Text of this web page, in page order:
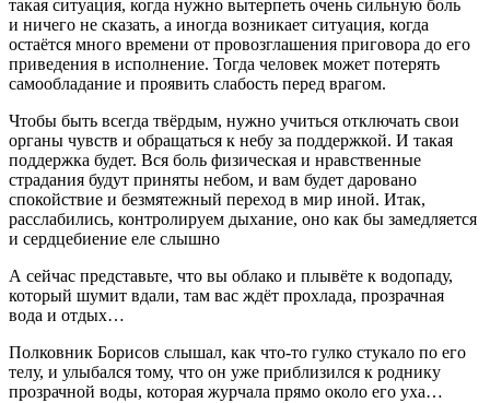
такая ситуация, когда нужно вытерпеть очень сильную боль
и ничего не сказать, а иногда возникает ситуация, когда
остаётся много времени от провозглашения приговора до его
приведения в исполнение. Тогда человек может потерять
самообладание и проявить слабость перед врагом.
Чтобы быть всегда твёрдым, нужно учиться отключать свои
органы чувств и обращаться к небу за поддержкой. И такая
поддержка будет. Вся боль физическая и нравственные
страдания будут приняты небом, и вам будет даровано
спокойствие и безмятежный переход в мир иной. Итак,
расслабились, контролируем дыхание, оно как бы замедляется
и сердцебиение еле слышно
А сейчас представьте, что вы облако и плывёте к водопаду,
который шумит вдали, там вас ждёт прохлада, прозрачная
вода и отдых…
Полковник Борисов слышал, как что-то гулко стукало по его
телу, и улыбался тому, что он уже приблизился к роднику
прозрачной воды, которая журчала прямо около его уха…